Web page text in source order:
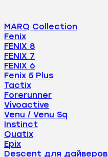
MARQ Collection
Fenix
FENIX 8
FENIX 7
FENIX 6
Fenix 5 Plus
Tactix
Forerunner
Vívoactive
Venu / Venu Sq
Instinct
Quatix
Epix
Descent для дайверов